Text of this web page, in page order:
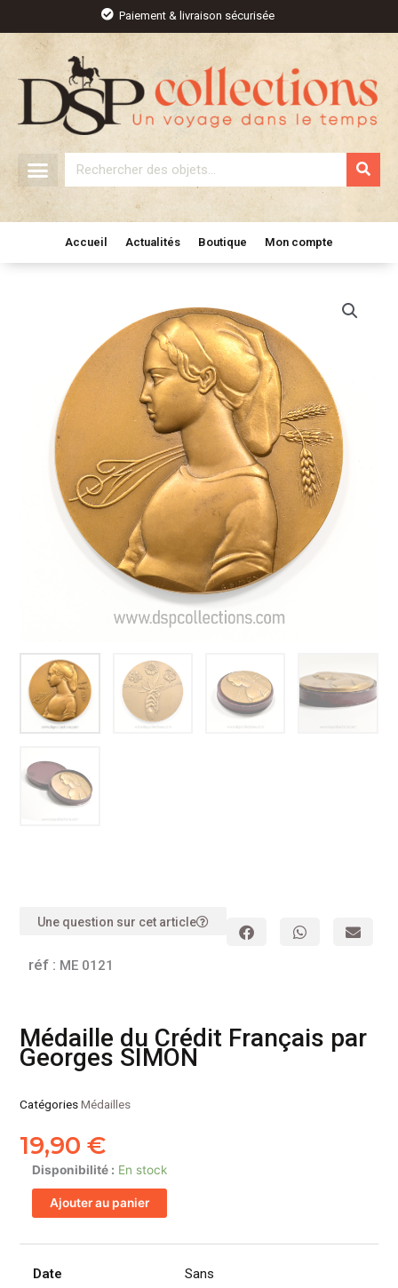
contenu
Paiement & livraison sécurisée
Rechercher
Accueil Actualités Boutique Mon compte
Une question sur cet article
réf : ME 0121
Médaille du Crédit Français par
Georges SIMON
CatégoriesMédailles
19,90€
Disponibilité : En stock
quantité
de
Médaille
Crédit
Français
Ajouter au panier
Date
Sans